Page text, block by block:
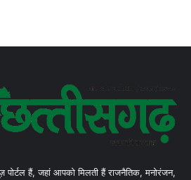
पोर्टल हैं, जहां आपको मिलती हैं राजनैतिक, मनोरंजन,